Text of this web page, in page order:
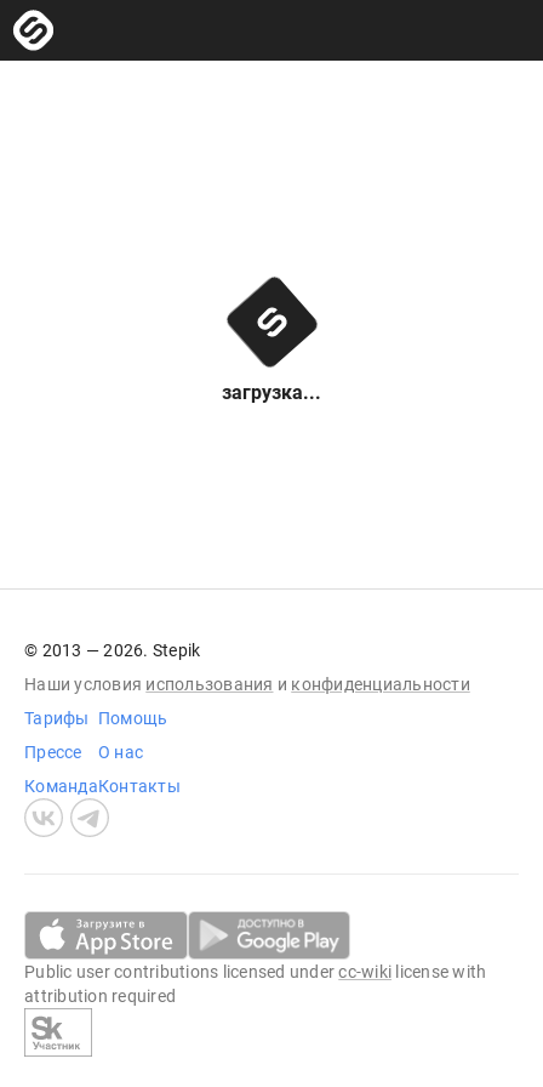
загрузка...
© 2013 — 2026. Stepik
Наши условия использования и конфиденциальности
Тарифы
Прессе
Команда
Помощь
О нас
Контакты
Public user contributions licensed undercc-wiki license with
attribution required